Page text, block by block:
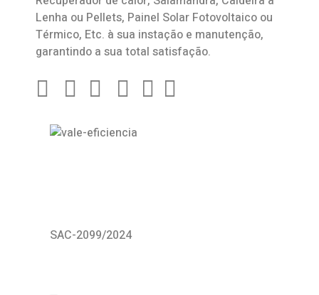
Lenha ou Pellets, Painel Solar Fotovoltaico ou
Térmico, Etc. à sua instação e manutenção,
garantindo a sua total satisfação.
SAC-2099/2024